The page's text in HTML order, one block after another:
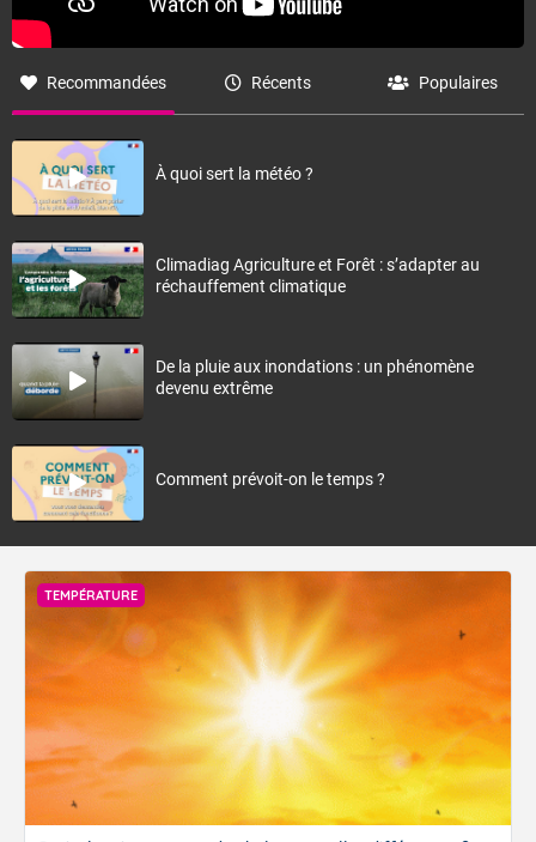
Recommandées Récents Populaires
À quoi sert la météo ?
Climadiag Agriculture et Forêt : s’adapter au
réchauffement climatique
De la pluie aux inondations : un phénomène
devenu extrême
Comment prévoit-on le temps ?
TEMPÉRATURE